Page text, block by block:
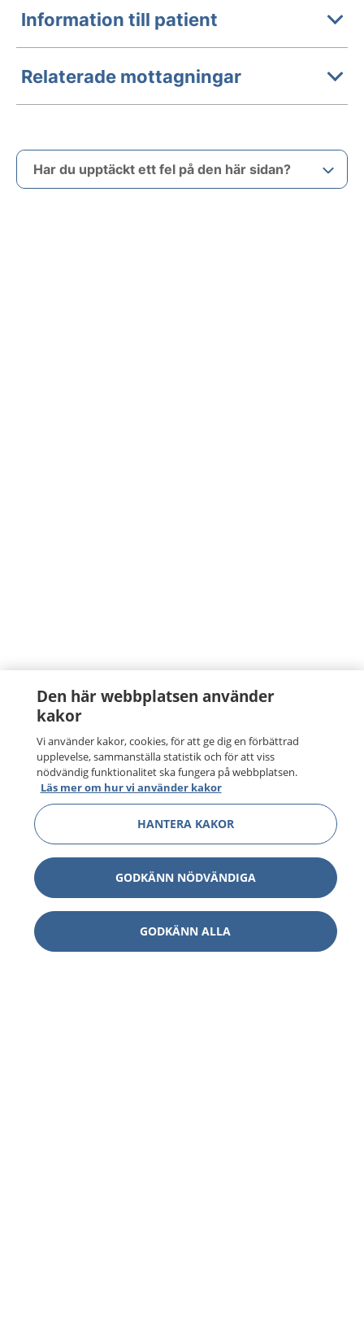
Information till patient
Relaterade mottagningar
Har du upptäckt ett fel på den här sidan?
Den här webbplatsen använder
kakor
Vi använder kakor, cookies, för att ge dig en förbättrad
upplevelse, sammanställa statistik och för att viss
nödvändig funktionalitet ska fungera på webbplatsen.
Läs mer om hur vi använder kakor
HANTERA KAKOR
GODKÄNN NÖDVÄNDIGA
GODKÄNN ALLA